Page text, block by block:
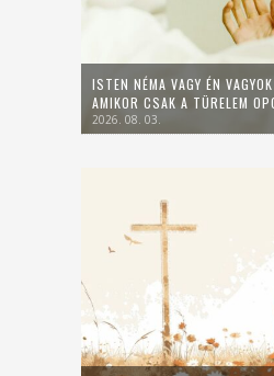
ISTEN NÉMA VAGY ÉN
AMIKOR CSAK A TÜRELEM
2026. 08. 03.